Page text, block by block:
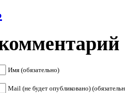
Имя (обязательно)
Mail (не будет опубликовано)